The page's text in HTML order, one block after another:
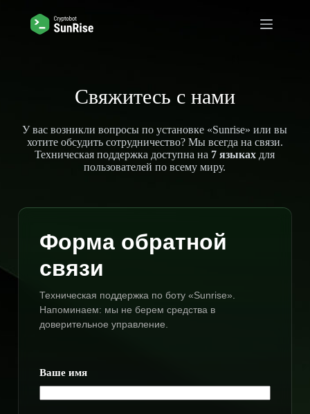
Свяжитесь с нами
У вас возникли вопросы по установке «Sunrise» или вы
хотите обсудить сотрудничество? Мы всегда на связи.
Техническая поддержка доступна на 7 языках для
пользователей по всему миру.
Форма обратной
связи
Техническая поддержка по боту «Sunrise».
Напоминаем: мы не берем средства в
доверительное управление.
Ваше имя